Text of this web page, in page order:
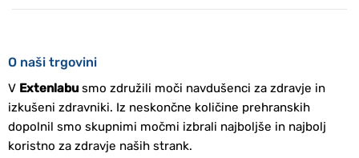
O naši trgovini
V Extenlabusmo združili moči navdušenci za zdravje in
izkušeni zdravniki. Iz neskončne količine prehranskih
dopolnil smo skupnimi močmi izbrali najboljše in najbolj
koristno za zdravje naših strank.